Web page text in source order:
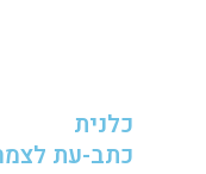
כלנית
כתב-עת